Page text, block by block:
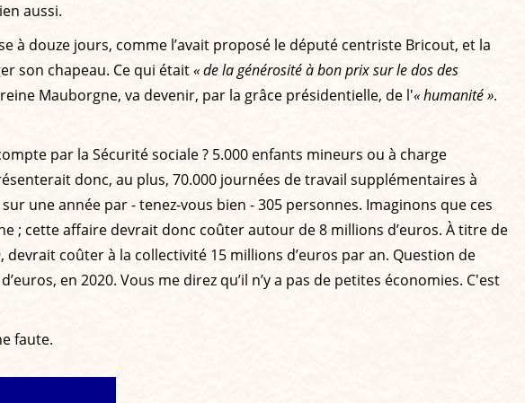
aussi.
à douze jours, comme l’avait proposé le député centriste Bricout, et la
son chapeau. Ce qui était« de la générosité à bon prix sur le dos des
Mauborgne, va devenir, par la grâce présidentielle, de l'« humanité ».
par la Sécurité sociale ? 5.000 enfants mineurs ou à charge
donc, au plus, 70.000 journées de travail supplémentaires à
une année par - tenez-vous bien - 305 personnes. Imaginons que ces
; cette affaire devrait donc coûter autour de 8 millions d’euros. À titre de
devrait coûter à la collectivité 15 millions d’euros par an. Question de
en 2020. Vous me direz qu’il n’y a pas de petites économies. C'est
faute.